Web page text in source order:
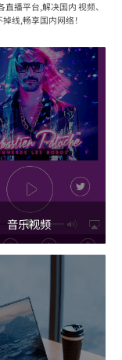
播平台,解决国内 视频、
线,畅享国内网络！
音乐视频